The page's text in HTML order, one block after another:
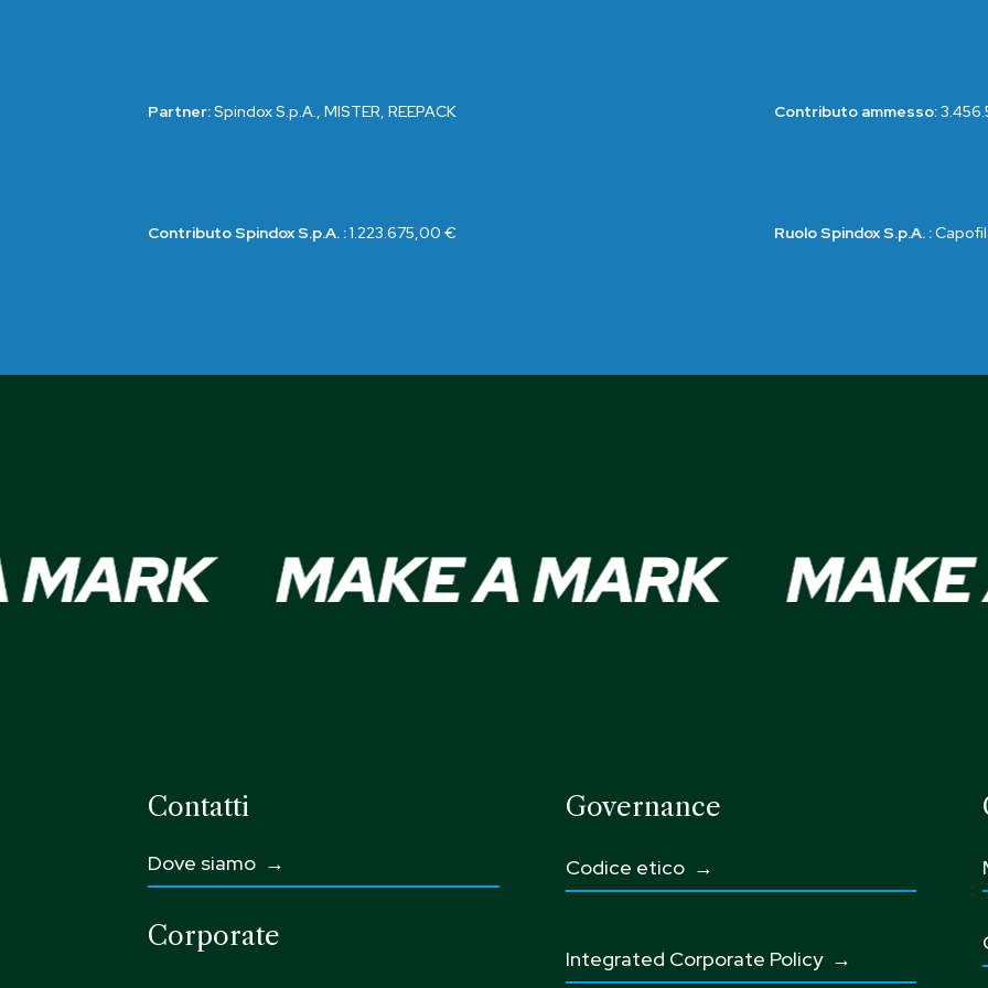
Partner:Spindox S.p.A., MISTER, REEPACK Contributo ammesso:
Contributo Spindox S.p.A. :1.223.675,00 € Ruolo Spindox S.p.A. :
Contatti
Dove siamo →
Corporate
Governance
Codice etico →
Integrated Corporate Policy →